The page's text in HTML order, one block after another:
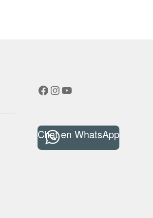
Facebook
Instagram
YouTube
Chat en WhatsApp